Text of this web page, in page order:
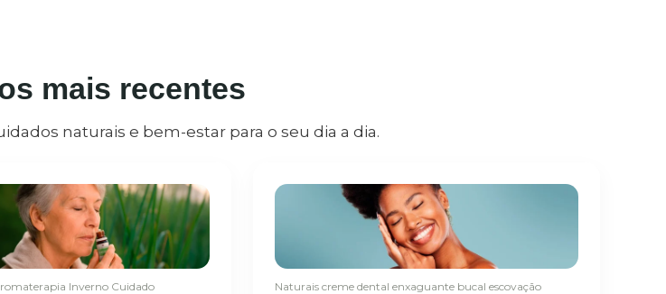
mais recentes
naturais e bem-estar para o seu dia a dia.
Inverno Cuidado
Naturais creme dental enxaguante bucal escovação